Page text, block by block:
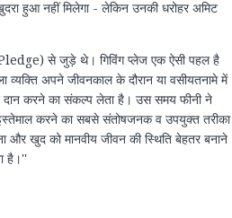
हुआ नहीं मिलेगा - लेकिन उनकी धरोहर अमिट
से जुड़े थे। गिविंग प्लेज एक ऐसी पहल है
व्यक्ति अपने जीवनकाल के दौरान या वसीयतनामे में
दान करने का संकल्प लेता है। उस समय फीनी ने
करने का सबसे संतोषजनक व उपयुक्त तरीका
और खुद को मानवीय जीवन की स्थिति बेहतर बनाने
है।''